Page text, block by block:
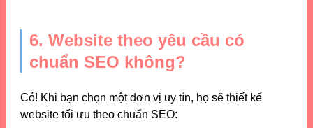
6. Website theo yêu cầu có
chuẩn SEO không?
Có! Khi bạn chọn một đơn vị uy tín, họ sẽ thiết kế
website tối ưu theo chuẩn SEO: